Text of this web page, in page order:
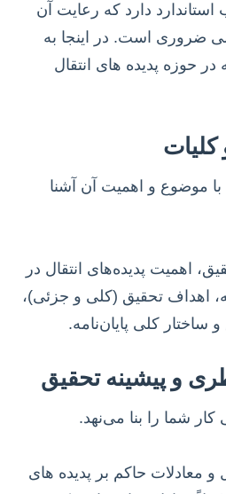
استاندارد دارد که رعایت آن
ضروری است. در اینجا به
در حوزه پدیده های انتقال
با موضوع و اهمیت آن آشنا
اهمیت پدیده‌های انتقال در
اهداف تحقیق (کلی و جزئی)،
ساختار کلی پایان‌نامه.
شما را بنا می‌نهد.
معادلات حاکم بر پدیده های